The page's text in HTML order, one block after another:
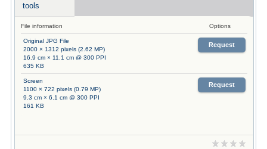
tools
File information Options
Original JPG File
2000 × 1312 pixels (2.62 MP)
16.9 cm × 11.1 cm @ 300 PPI
635 KB
Request
Screen
1100 × 722 pixels (0.79 MP)
9.3 cm × 6.1 cm @ 300 PPI
161 KB
Request